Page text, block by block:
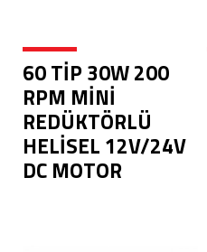
60 TİP 30W 200
RPM MİNİ
REDÜKTÖRLÜ
HELİSEL 12V/24V
DC MOTOR